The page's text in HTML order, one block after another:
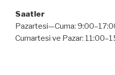
Saatler
Pazartesi—Cuma:
Cumartesi ve Pazar: